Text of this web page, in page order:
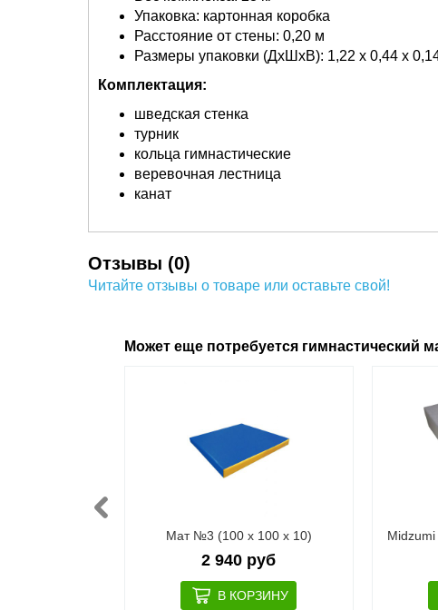
Упаковка: картонная коробка
Расстояние от стены: 0,20 м
Размеры упаковки (ДхШхВ): 1,22 х 0,44 х
Комплектация:
шведская стенка
турник
кольца гимнастические
веревочная лестница
канат
Отзывы (0)
Читайте отзывы о товаре или оставьте свой!
Может еще потребуется гимнастический
Мат №3 (100 х 100 х 10)
2 940 руб